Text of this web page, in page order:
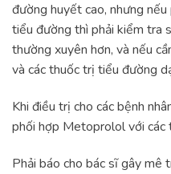
đường huyết cao, nhưng
tiểu đường thì phải kiểm tra
thường xuyên hơn, và nếu
và các thuốc trị tiểu đường
Khi điều trị cho các bệnh
phối hợp Metoprolol với các
Phải báo cho bác sĩ gây mê